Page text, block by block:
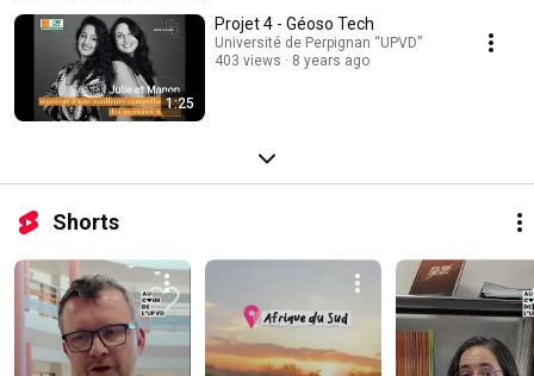
1:25
Projet 4 - Géoso Tech
Université de Perpignan “UPVD”
403 views
8 years ago
Shorts